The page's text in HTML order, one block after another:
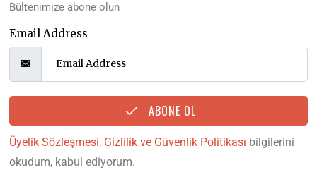
Bültenimize abone olun
Email Address
ABONE OL
Üyelik Sözleşmesi, Gizlilik ve Güvenlik Politikası bilgilerini
okudum, kabul ediyorum.